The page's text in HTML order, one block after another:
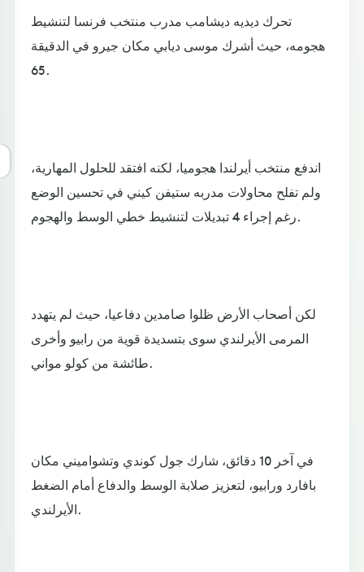
تحرك ديديه ديشامب مدرب منتخب فرنسا لتنشيط
هجومه، حيث أشرك موسى ديابي مكان جيرو في الدقيقة
65.
اندفع منتخب أيرلندا هجوميا، لكنه افتقد للحلول المهارية،
ولم تفلح محاولات مدربه ستيفن كيني في تحسين الوضع
رغم إجراء 4 تبديلات لتنشيط خطي الوسط والهجوم.
لكن أصحاب الأرض ظلوا صامدين دفاعيا، حيث لم يتهدد
المرمى الأيرلندي سوى بتسديدة قوية من رابيو وأخرى
طائشة من كولو مواني.
في آخر 10 دقائق، شارك جول كوندي وتشواميني مكان
بافارد ورابيو، لتعزيز صلابة الوسط والدفاع أمام الضغط
الأيرلندي.